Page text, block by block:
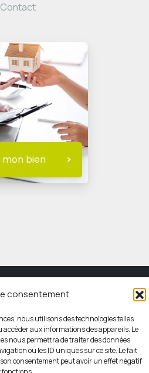
consentement
nous utilisons des technologies telles
accéder aux informations des appareils. Le
nous permettra de traiter des données
ou les ID uniques sur ce site. Le fait
consentement peut avoir un effet négatif
Contact
mon bien
légales
de confidentialité